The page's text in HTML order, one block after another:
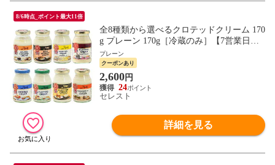
8/6時点_ポイント最大11倍
全8種類から選べるクロテッドクリーム 170
g プレーン 170g［冷蔵のみ］【7営業日以
内に出荷】[D][R]
プレーン
クーポンあり
2,600円
24
セレスト
詳細を見る